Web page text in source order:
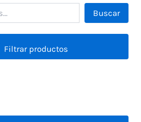
Buscar
Filtrar productos